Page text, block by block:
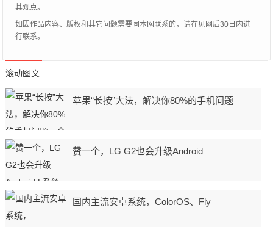
其观点。
如因作品内容、版权和其它问题需要同本网联系的，请在见网后30日内进
行联系。
滚动图文
苹果“长按”大法，解决你80%的手机问题
赞一个，LG G2也会升级Android
国内主流安卓系统，ColorOS、Fly